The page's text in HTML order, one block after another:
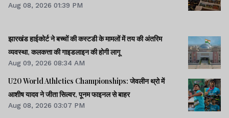
Aug 08, 2026 01:39 PM
झारखंड हाईकोर्ट ने बच्चों की कस्टडी के मामलों में तय की अंतरिम
व्यवस्था, कलकत्ता की गाइडलाइन की होगी लागू
Aug 09, 2026 08:34 AM
U20 World Athletics Championships: जेवलीन थ्रो में
आशीष यादव ने जीता सिल्वर, पूनम फाइनल से बाहर
Aug 08, 2026 03:07 PM